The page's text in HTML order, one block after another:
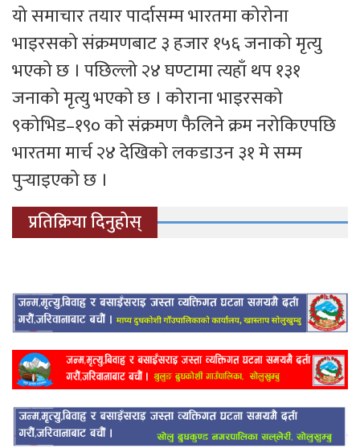
यो समाचार तयार पार्दासम्म भारतमा कोरोना
भाइरसको संक्रमणबाट ३ हजार १५६ जनाको मृत्यु
भएको छ । पछिल्लो २४ घण्टामा त्यहाँ थप १३१
जनाको मृत्यु भएको छ । कोराना भाइरसको
९कोभिड–१९० को संक्रमण फैलिने क्रम नरोकिएपछि
भारतमा मार्च २४ देखिको लकडाउन ३१ मे सम्म
पुर्‍याइएको छ ।
प्रतिक्रिया दिनुहोस्